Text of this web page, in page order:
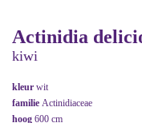
Actinidia
kiwi
kleur wit
familie Actinidiaceae
hoog 600 cm